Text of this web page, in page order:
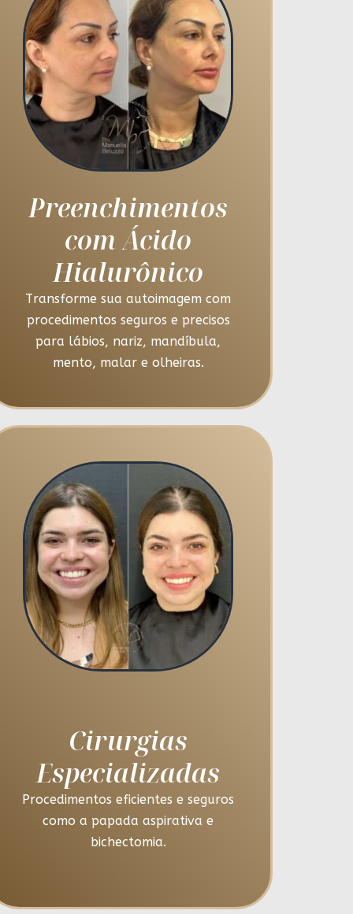
Preenchimentos
com Ácido
Hialurônico
Transforme sua autoimagem com
procedimentos seguros e precisos
para lábios, nariz, mandíbula,
mento, malar e olheiras.
Cirurgias
Especializadas
Procedimentos eficientes e seguros
como a papada aspirativa e
bichectomia.